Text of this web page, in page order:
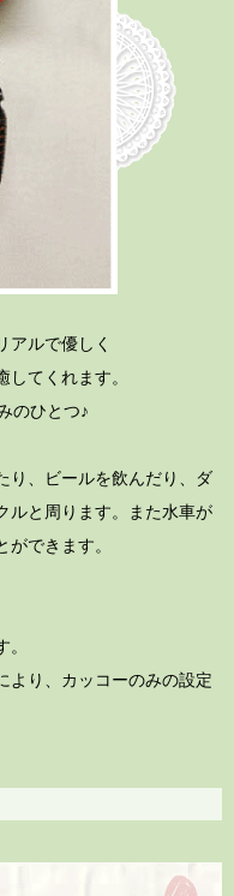
アルで優しく
てくれます。
のひとつ♪
り、ビールを飲んだり、ダ
ルと周ります。また水車が
できます。
より、カッコーのみの設定